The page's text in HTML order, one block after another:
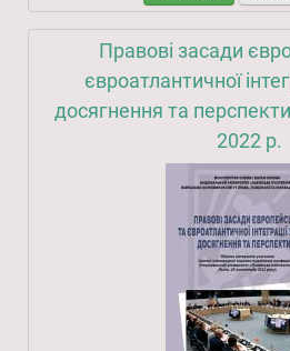
Правові засади
євроатлантичної
досягнення та
2022 р.